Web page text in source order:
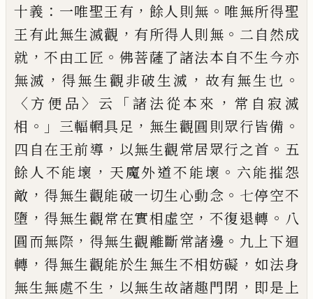
十義 ： 一唯聖王有 ， 餘人則無 。 唯無所得聖
王有此無生滅觀 ， 有所得人則無 。 二自然成
就 ，不由工匠 。 佛菩薩了諸法本自不生今亦
無滅 ， 得無生觀非破生滅 ， 故有無生也 。
〈 方便品 〉 云 「諸法從本 來 ， 常自寂滅
相 。」 三輻輞具足 ， 無生觀圓則眾行皆備 。
四自在王前導 ， 以無生觀常居眾行之首 。 五
餘人不能壞 ， 天魔外道不能壞 。 六能摧怨
敵 ， 得無生觀能破一切生心動念 。 七停空不
墮 ， 得無生觀常在實相虛空 ， 不復退轉 。 八
圓而無際 ， 得無生觀離斷常諸邊 。 九 上下迴
轉 ， 得無生觀能於生無生不相妨礙 ， 如法身
無生無處不生 ， 以無生故諸趣門閉 ， 即是上